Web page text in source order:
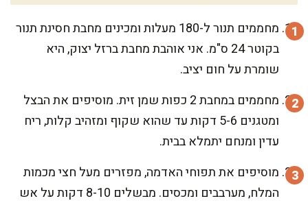
מחממים תנור ל-180 מעלות ומכינים מחבת חסינת תנור
בקוטר 24 ס"מ. אני אוהבת מחבת ברזל יצוק, היא
שומרת על חום יציב.
מחממים במחבת 2 כפות שמן זית. מוסיפים את הבצל
ומטגנים 5-6 דקות עד שהוא שקוף ומזהיב קלות, ריח
עדין ומנחם יתמלא בבית.
מוסיפים את תפוחי האדמה, מפזרים מעל חצי מכמות
המלח, מערבבים ומכסים. מבשלים 8-10 דקות על אש